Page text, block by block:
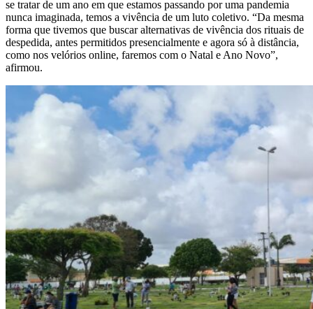
se tratar de um ano em que estamos passando por uma pandemia
nunca imaginada, temos a vivência de um luto coletivo. “Da mesma
forma que tivemos que buscar alternativas de vivência dos rituais de
despedida, antes permitidos presencialmente e agora só à distância,
como nos velórios online, faremos com o Natal e Ano Novo”,
afirmou.